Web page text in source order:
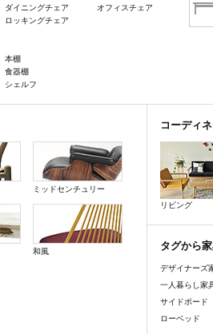
ダイニングチェア
ロッキングチェア
オフィスチェア
本棚
食器棚
シェルフ
ミッドセンチュリー
和風
コーディ
リビング
タグから
デザイナーズ
一人暮らし家
サイドボード
ローベッド